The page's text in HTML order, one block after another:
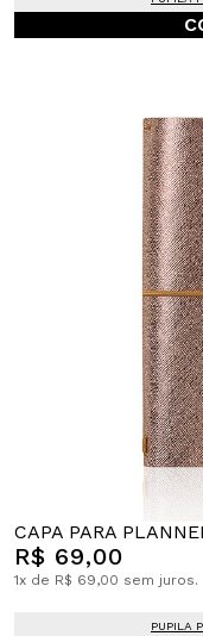
CAPA PARA
R$ 69,00
1x de R$ 69,00 sem juros.
PUPILA